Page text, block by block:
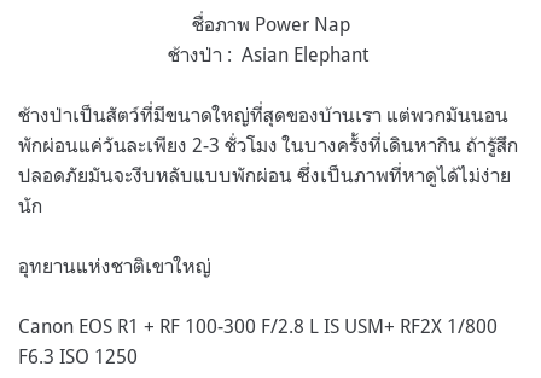
ชื่อภาพ Power Nap
ช้างป่า : Asian Elephant
ช้างป่าเป็นสัตว์ที่มีขนาดใหญ่ที่สุดของบ้านเรา แต่พวกมันนอน
พักผ่อนแค่วันละเพียง 2-3 ชั่วโมง ในบางครั้งที่เดินหากิน ถ้ารู้สึก
ปลอดภัยมันจะงีบหลับแบบพักผ่อน ซึ่งเป็นภาพที่หาดูได้ไม่ง่าย
นัก
อุทยานแห่งชาติเขาใหญ่
Canon EOS R1 + RF 100-300 F/2.8 L IS USM+ RF2X 1/800
F6.3 ISO 1250